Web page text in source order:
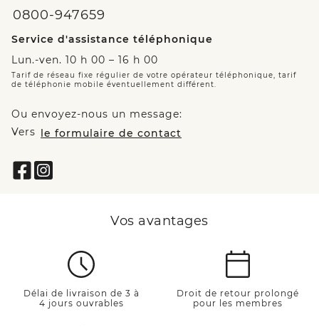
0800-947659
Service d'assistance téléphonique
Lun.-ven. 10 h 00 – 16 h 00
Tarif de réseau fixe régulier de votre opérateur téléphonique, tarif
de téléphonie mobile éventuellement différent.
Ou envoyez-nous un message:
Vers le formulaire de contact
Vos avantages
Délai de livraison de 3 à
4 jours ouvrables
Droit de retour prolongé
pour les membres